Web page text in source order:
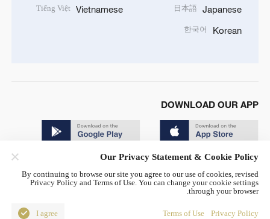
Japanese
日本語
Korean
한국어
Vietnamese
Tiếng Việt
DOWNLOAD OUR APP
© China Radio International.CRI. All Rights Reserved. 16A
Our Privacy Statement & Cookie Policy
By continuing to browse our site you agree to our use of cookies, revised
Privacy Policy and Terms of Use. You can change your cookie settings
through your browser.
Privacy Policy
Terms of Use
I agree